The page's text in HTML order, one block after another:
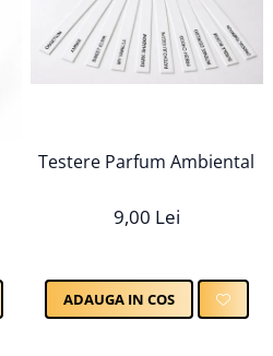
Testere Parfum Ambiental
9,00 Lei
ADAUGA IN COS